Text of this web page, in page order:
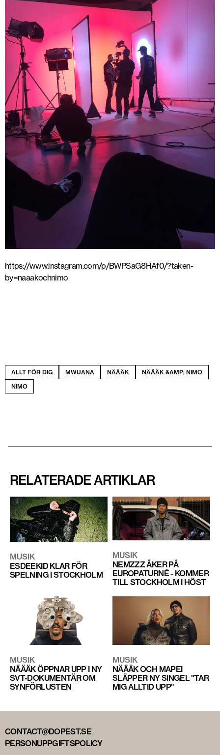
https://www.instagram.com/p/BWPSaG8HAf0/?taken-
by=naaakochnimo
ALLT FÖR DIG MWUANA NÄÄÄK
NÄÄÄK &AMP; NIMO
NIMO
RELATERADE ARTIKLAR
MUSIK
ESDEEKID KLAR FÖR
SPELNING I STOCKHOLM
MUSIK
NEMZZZ ÅKER PÅ
EUROPATURNÉ - KOMMER
TILL STOCKHOLM I HÖST
MUSIK
NÄÄÄK ÖPPNAR UPP I NY
SVT-DOKUMENTÄR OM
SYNFÖRLUSTEN
MUSIK
NÄÄÄK OCH MAPEI
SLÄPPER NY SINGEL "TAR
MIG ALLTID UPP"
CONTACT@DOPEST.SE
PERSONUPPGIFTSPOLICY